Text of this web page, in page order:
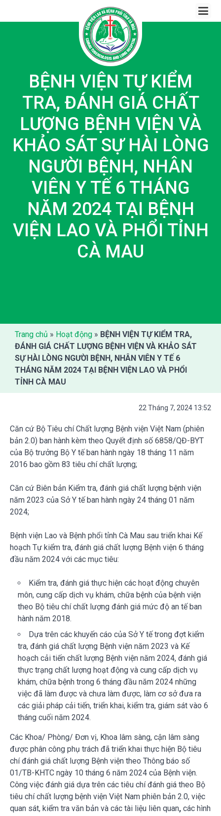
BỆNH VIỆN TỰ KIỂM
TRA, ĐÁNH GIÁ CHẤT
LƯỢNG BỆNH VIỆN VÀ
KHẢO SÁT SỰ HÀI LÒNG
NGƯỜI BỆNH, NHÂN
VIÊN Y TẾ 6 THÁNG
NĂM 2024 TẠI BỆNH
VIỆN LAO VÀ PHỔI TỈNH
CÀ MAU
Trang chủ » Hoạt động » BỆNH VIỆN TỰ KIỂM TRA,
ĐÁNH GIÁ CHẤT LƯỢNG BỆNH VIỆN VÀ KHẢO SÁT
SỰ HÀI LÒNG NGƯỜI BỆNH, NHÂN VIÊN Y TẾ 6
THÁNG NĂM 2024 TẠI BỆNH VIỆN LAO VÀ PHỔI
TỈNH CÀ MAU
22 Tháng 7, 2024 13:52
Căn cứ Bộ Tiêu chí Chất lượng Bệnh viện Việt Nam (phiên
bản 2.0) ban hành kèm theo Quyết định số 6858/QĐ-BYT
của Bộ trưởng Bộ Y tế ban hành ngày 18 tháng 11 năm
2016 bao gồm 83 tiêu chí chất lượng;
Căn cứ Biên bản Kiểm tra, đánh giá chất lượng bệnh viện
năm 2023 của Sở Y tế ban hành ngày 24 tháng 01 năm
2024;
Bệnh viện Lao và Bệnh phổi tỉnh Cà Mau sau triển khai Kế
hoạch Tự kiểm tra, đánh giá chất lượng Bệnh viện 6 tháng
đầu năm 2024 với các mục tiêu:
Kiểm tra, đánh giá thực hiện các hoạt động chuyên
môn, cung cấp dịch vụ khám, chữa bệnh của bệnh viện
theo Bộ tiêu chí chất lượng đánh giá mức độ an tế ban
hành năm 2018.
Dựa trên các khuyến cáo của Sở Y tế trong đợt kiểm
tra, đánh giá chất lượng Bệnh viện năm 2023 và Kế
hoạch cải tiến chất lượng Bệnh viện năm 2024, đánh giá
thực trạng chất lượng hoạt động và cung cấp dịch vụ
khám, chữa bệnh trong 6 tháng đầu năm 2024 những
việc đã làm được và chưa làm được, làm cơ sở đưa ra
các giải pháp cải tiến, triển khai, kiểm tra, giám sát vào 6
tháng cuối năm 2024.
Các Khoa/ Phòng/ Đơn vị, Khoa lâm sàng, cận lâm sàng
được phân công phụ trách đã triển khai thực hiện Bộ tiêu
chí đánh giá chất lượng Bệnh viện theo Thông báo số
01/TB-KHTC ngày 10 tháng 6 năm 2024 của Bệnh viện.
Công việc đánh giá dựa trên các tiêu chí đánh giá theo Bộ
tiêu chí chất lượng bệnh viện Việt Nam phiên bản 2.0, việc
quan sát, kiểm tra văn bản và các tài liệu liên quan, các hình